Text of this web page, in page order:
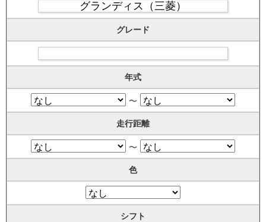
グレード
年式
〜
走行距離
〜
色
シフト